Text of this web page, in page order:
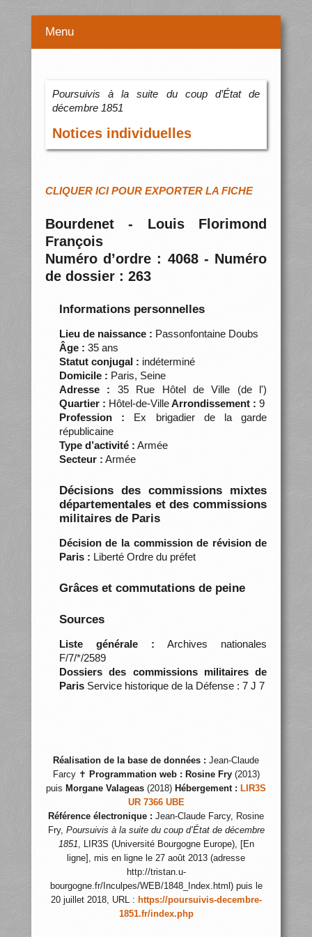
Menu
Poursuivis à la suite du coup d’État de
décembre 1851
Notices individuelles
CLIQUER ICI POUR EXPORTER LA FICHE
Bourdenet - Louis Florimond
François
Numéro d’ordre : 4068 - Numéro
de dossier : 263
Informations personnelles
Lieu de naissance : Passonfontaine Doubs
Âge : 35 ans
Statut conjugal : indéterminé
Domicile : Paris, Seine
Adresse : 35 Rue Hôtel de Ville (de l')
Quartier : Hôtel-de-VilleArrondissement : 9
Profession : Ex brigadier de la garde
républicaine
Type d’activité : Armée
Secteur : Armée
Décisions des commissions mixtes
départementales et des commissions
militaires de Paris
Décision de la commission de révision de
Paris : Liberté Ordre du préfet
Grâces et commutations de peine
Sources
Liste générale : Archives nationales
F/7/*/2589
Dossiers des commissions militaires de
ParisService historique de la Défense : 7 J 7
Réalisation de la base de données : Jean-Claude
Farcy ✝ Programmation web : Rosine Fry(2013)
puis Morgane Valageas (2018) Hébergement : LIR3S
UR 7366 UBE
Référence électronique : Jean-Claude Farcy, Rosine
Fry, Poursuivis à la suite du coup d’État de décembre
1851, LIR3S (Université Bourgogne Europe), [En
ligne], mis en ligne le 27 août 2013 (adresse
http://tristan.u-
bourgogne.fr/Inculpes/WEB/1848_Index.html) puis le
20 juillet 2018, URL : https://poursuivis-decembre-
1851.fr/index.php